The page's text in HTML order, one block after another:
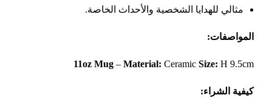
مثالي للهدايا الشخصية والأحداث الخاصة.
المواصفات:
11oz Mug – Material: Ceramic Size: H 9.5cm
كيفية الشراء: